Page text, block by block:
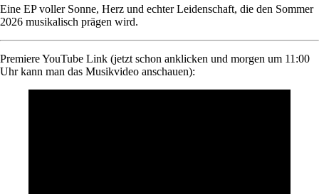
Eine EP voller Sonne, Herz und echter Leidenschaft, die den Sommer
2026 musikalisch prägen wird.
Premiere YouTube Link (jetzt schon anklicken und morgen um 11:00
Uhr kann man das Musikvideo anschauen):